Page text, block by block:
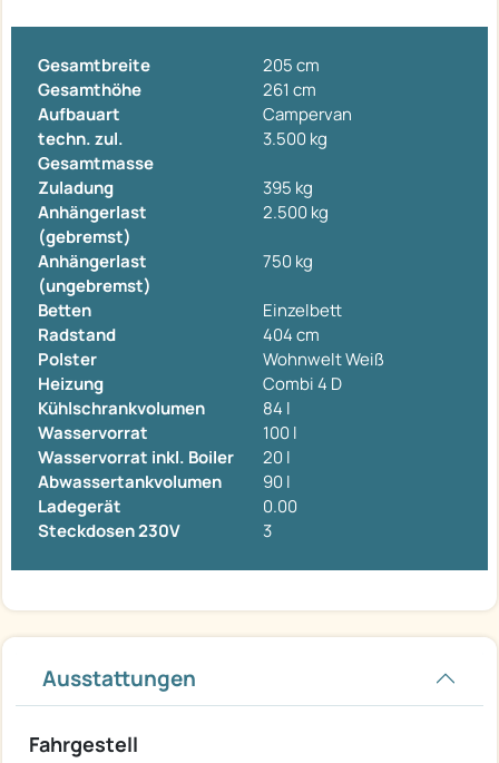
Gesamtbreite
205 cm
Gesamthöhe
261 cm
Aufbauart
Campervan
techn. zul.
Gesamtmasse
3.500 kg
Zuladung
395 kg
Anhängerlast
(gebremst)
2.500 kg
Anhängerlast
(ungebremst)
750 kg
Betten
Einzelbett
Radstand
404 cm
Polster
Wohnwelt Weiß
Heizung
Combi 4 D
Kühlschrankvolumen
84 l
Wasservorrat
100 l
Wasservorrat inkl. Boiler
20 l
Abwassertankvolumen
90 l
Ladegerät
0.00
Steckdosen 230V
3
Ausstattungen
Fahrgestell